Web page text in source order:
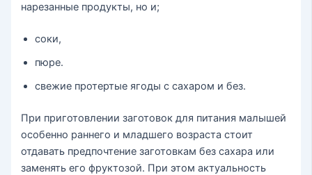
нарезанные продукты, но и;
соки,
пюре.
свежие протертые ягоды с сахаром и без.
При приготовлении заготовок для питания малышей
особенно раннего и младшего возраста стоит
отдавать предпочтение заготовкам без сахара или
заменять его фруктозой. При этом актуальность